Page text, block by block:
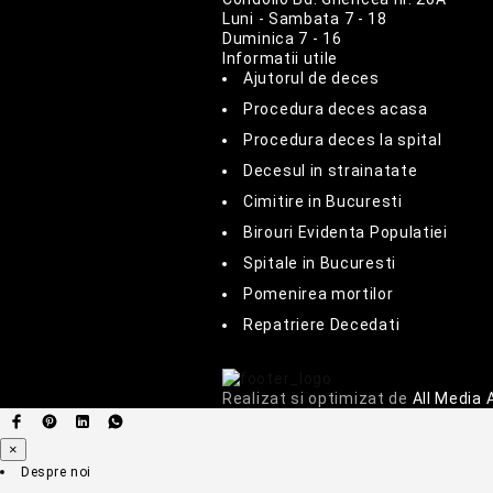
Luni - Sambata 7 - 18
Duminica 7 - 16
Informatii utile
Ajutorul de deces
Procedura deces acasa
Procedura deces la spital
Decesul in strainatate
Cimitire in Bucuresti
Birouri Evidenta Populatiei
Spitale in Bucuresti
Pomenirea mortilor
Repatriere Decedati
Realizat si optimizat de All Media
×
Despre noi